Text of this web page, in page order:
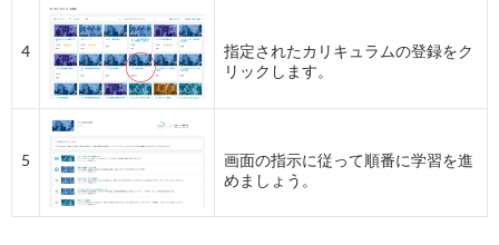
4
指定されたカリキュラムの登録をク
リックします。
5
画面の指示に従って順番に学習を進
めましょう。